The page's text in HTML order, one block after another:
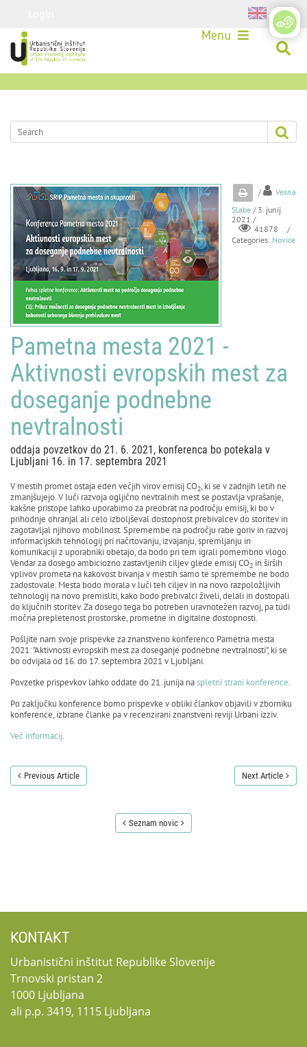
Menu
/
Vesna
Slabe / 3. junij
2021 /
41878
/
Categories: Novice
Pametna mesta 2021 -
Aktivnosti evropskih mest za
doseganje podnebne
nevtralnosti
oddaja povzetkov do 21. 6. 2021, konferenca bo potekala v
Ljubljani 16. in 17. septembra 2021
V mestih promet ostaja eden večjih virov emisij CO2, ki se v zadnjih letih ne
zmanjšujejo. V luči razvoja ogljično nevtralnih mest se postavlja vprašanje,
kakšne pristope lahko uporabimo za preobrat na področju emisij, ki bo v
prihodnje ohranjal ali celo izboljševal dostopnost prebivalcev do storitev in
zagotavljal njihovo mobilnost. Spremembe na področju rabe goriv in razvoj
informacijskih tehnologij pri načrtovanju, izvajanju, spremljanju in
komunikaciji z uporabniki obetajo, da bodo pri tem igrali pomembno vlogo.
Vendar za dosego ambiciozno zastavljenih ciljev glede emisij CO2 in širših
vplivov prometa na kakovost bivanja v mestih samo te spremembe ne bodo
zadostovale. Mesta bodo morala v luči teh ciljev in na novo razpoložljivih
tehnologij na novo premisliti, kako bodo prebivalci živeli, delali in dostopali
do ključnih storitev. Za dosego tega bo potreben uravnotežen razvoj, pa tudi
močna prepletenost prostorske, prometne in digitalne dostopnosti.
Pošljite nam svoje prispevke za znanstveno konferenco Pametna mesta
2021: "Aktivnosti evropskih mest za doseganje podnebne nevtralnosti", ki se
bo odvijala od 16. do 17. septembra 2021 v Ljubljani.
Povzetke prispevkov lahko oddate do 21. junija naspletni strani konference.
Po zaključku konference bomo prispevke v obliki člankov objavili v zborniku
konference, izbrane članke pa v recenzirani znanstveni reviji Urbani izziv.
Več informacij.
Previous Article Next Article
Seznam novic
KONTAKT
Urbanistični inštitut Republike Slovenije
Trnovski pristan 2
1000 Ljubljana
ali p.p. 3419, 1115 Ljubljana